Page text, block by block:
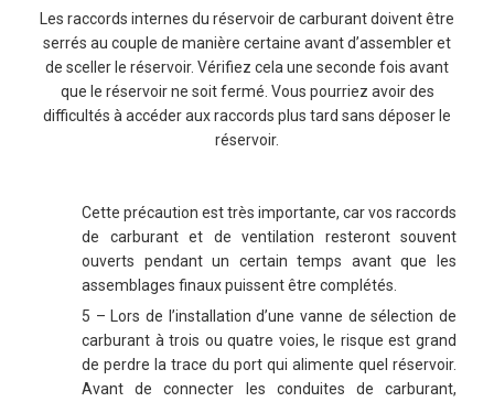
Les raccords internes du réservoir de carburant doivent être
serrés au couple de manière certaine avant d’assembler et
de sceller le réservoir. Vérifiez cela une seconde fois avant
que le réservoir ne soit fermé. Vous pourriez avoir des
difficultés à accéder aux raccords plus tard sans déposer le
réservoir.
Cette précaution est très importante, car vos raccords
de carburant et de ventilation resteront souvent
ouverts pendant un certain temps avant que les
assemblages finaux puissent être complétés.
5 – Lors de l’installation d’une vanne de sélection de
carburant à trois ou quatre voies, le risque est grand
de perdre la trace du port qui alimente quel réservoir.
Avant de connecter les conduites de carburant,